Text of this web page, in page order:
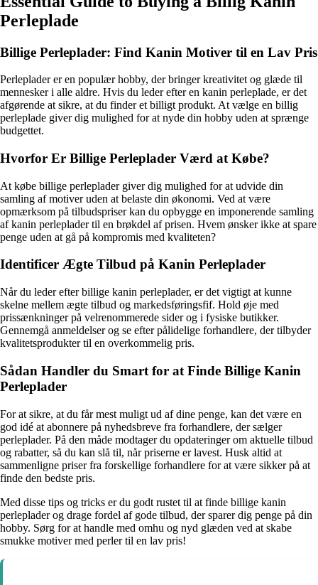
Perleplade
Billige Perleplader: Find Kanin Motiver til en Lav Pris
Perleplader er en populær hobby, der bringer kreativitet og glæde til
mennesker i alle aldre. Hvis du leder efter en kanin perleplade, er det
afgørende at sikre, at du finder et billigt produkt. At vælge en billig
perleplade giver dig mulighed for at nyde din hobby uden at sprænge
budgettet.
Hvorfor Er Billige Perleplader Værd at Købe?
At købe billige perleplader giver dig mulighed for at udvide din
samling af motiver uden at belaste din økonomi. Ved at være
opmærksom på tilbudspriser kan du opbygge en imponerende samling
af kanin perleplader til en brøkdel af prisen. Hvem ønsker ikke at spare
penge uden at gå på kompromis med kvaliteten?
Identificer Ægte Tilbud på Kanin Perleplader
Når du leder efter billige kanin perleplader, er det vigtigt at kunne
skelne mellem ægte tilbud og markedsføringsfif. Hold øje med
prissænkninger på velrenommerede sider og i fysiske butikker.
Gennemgå anmeldelser og se efter pålidelige forhandlere, der tilbyder
kvalitetsprodukter til en overkommelig pris.
Sådan Handler du Smart for at Finde Billige Kanin
Perleplader
For at sikre, at du får mest muligt ud af dine penge, kan det være en
god idé at abonnere på nyhedsbreve fra forhandlere, der sælger
perleplader. På den måde modtager du opdateringer om aktuelle tilbud
og rabatter, så du kan slå til, når priserne er lavest. Husk altid at
sammenligne priser fra forskellige forhandlere for at være sikker på at
finde den bedste pris.
Med disse tips og tricks er du godt rustet til at finde billige kanin
perleplader og drage fordel af gode tilbud, der sparer dig penge på din
hobby. Sørg for at handle med omhu og nyd glæden ved at skabe
smukke motiver med perler til en lav pris!